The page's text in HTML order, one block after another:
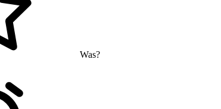
Was?